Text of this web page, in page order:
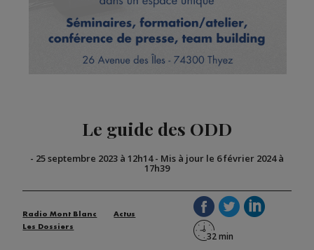
Le guide des ODD
- 25 septembre 2023 à 12h14- Mis à jour le 6 février 2024 à
17h39
Radio Mont Blanc
Actus
Les Dossiers